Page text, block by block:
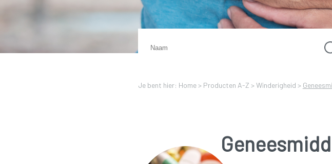
Je bent hier: Home > Producten A-Z >Winderigheid >